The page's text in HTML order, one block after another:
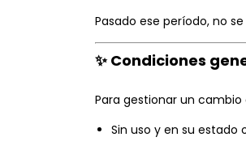
Pasado ese período, no
✨ Condiciones
Para gestionar un
Sin uso y en su estado